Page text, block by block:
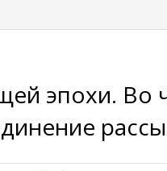
эпохи. Во